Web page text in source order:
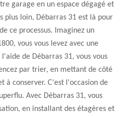
garage en un espace dégagé et
plus loin, Débarras 31 est là pour
ce processus. Imaginez un
vous vous levez avec une
de Débarras 31, vous vous
par trier, en mettant de côté
à conserver. C'est l'occasion de
Avec Débarras 31, vous
en installant des étagères et